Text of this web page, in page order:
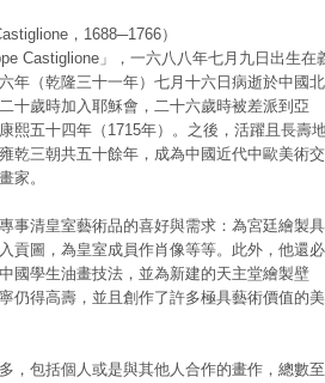
，1688─1766）
Castiglione」，一六八八年七月九日出生在
年（乾隆三十一年）七月十六日病逝於中國北
十歲時加入耶穌會，二十六歲時被差派到亞
熙五十四年（1715年）。之後，活躍且長壽
乾三朝共五十餘年，成為中國近代中歐美術交
家。
清皇室藝術品的喜好與需求：為宮廷繪製具
貢圖，為皇室成員作肖像等等。此外，他還必
國學生油畫技法，並為新建的天主堂繪製壁
仍得高壽，並且創作了許多極具藝術價值的美
包括個人或是與其他人合作的畫作，總數至